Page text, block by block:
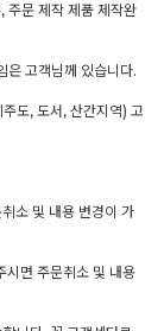
주문 제작 제품 제작완
은 고객님께 있습니다.
도, 도서, 산간지역) 고
소 및 내용 변경이 가
시면 주문취소 및 내용